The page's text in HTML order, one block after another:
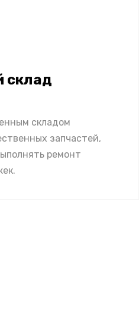
склад
складом
запчастей,
ремонт